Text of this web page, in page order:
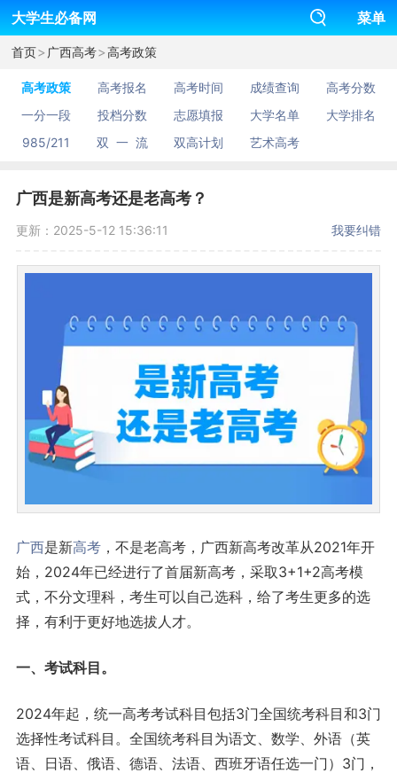
大学生必备网 菜单
首页> 广西高考>高考政策
高考政策 高考报名 高考时间 成绩查询
高考分数
一分一段
投档分数 志愿填报 大学名单
大学排名
985/211
双 一 流 双高计划 艺术高考
广西是新高考还是老高考？
更新：2025-5-12 15:36:11 我要纠错
广西是新高考，不是老高考，广西新高考改革从2021年开
始，2024年已经进行了首届新高考，采取3+1+2高考模
式，不分文理科，考生可以自己选科，给了考生更多的选
择，有利于更好地选拔人才。
一、考试科目。
2024年起，统一高考考试科目包括3门全国统考科目和3门
选择性考试科目。全国统考科目为语文、数学、外语（英
语、日语、俄语、德语、法语、西班牙语任选一门）3门，